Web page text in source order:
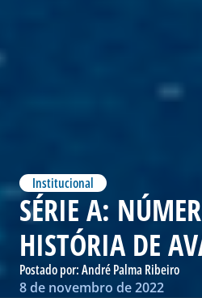
Institucional
SÉRIE A:
HISTÓRIA DE
Postado por:André Palma Ribeiro
8 de novembro de 2022